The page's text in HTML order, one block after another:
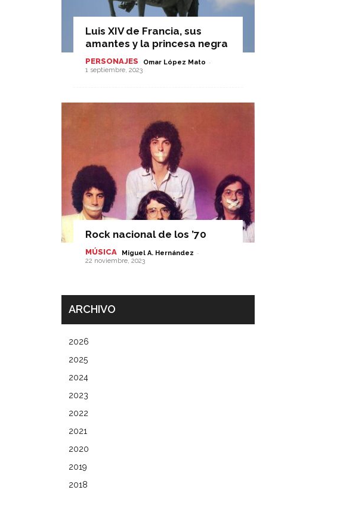
Luis XIV de Francia, sus
amantes y la princesa negra
PERSONAJES Omar López Mato -
1 septiembre, 2023
Rock nacional de los ’70
MÚSICA Miguel A. Hernández -
22 noviembre, 2023
ARCHIVO
2026
2025
2024
2023
2022
2021
2020
2019
2018